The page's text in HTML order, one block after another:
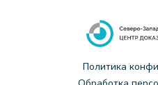
Политика